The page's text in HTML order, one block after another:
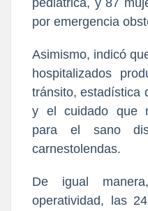
por emergencia
Asimismo, indicó
hospitalizados
tránsito, estadística
y el cuidado que
para el sano
carnestolendas.
De igual
operatividad, las